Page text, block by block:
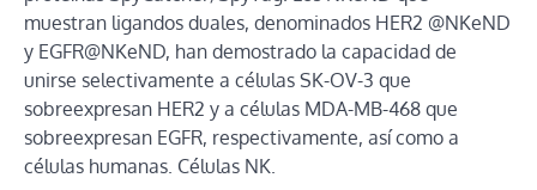
muestran ligandos duales, denominados HER2 @NKeND
y EGFR@NKeND, han demostrado la capacidad de
unirse selectivamente a células SK-OV-3 que
sobreexpresan HER2 y a células MDA-MB-468 que
sobreexpresan EGFR, respectivamente, así como a
células humanas. Células NK.